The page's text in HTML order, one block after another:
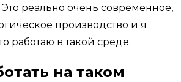
Это реально очень современное,
производство и я
работаю в такой среде.
на таком